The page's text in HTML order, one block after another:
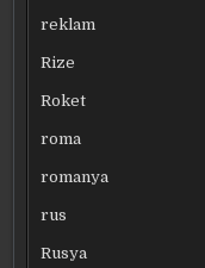
reklam
Rize
Roket
roma
romanya
rus
Rusya